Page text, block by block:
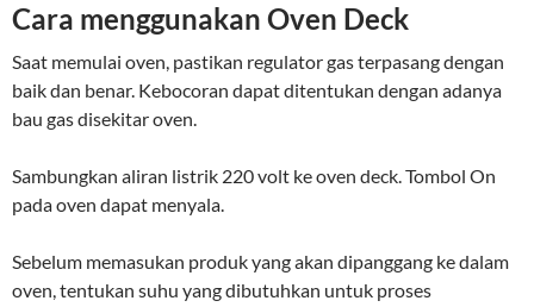
Cara menggunakan Oven Deck
Saat memulai oven, pastikan regulator gas terpasang dengan
baik dan benar. Kebocoran dapat ditentukan dengan adanya
bau gas disekitar oven.
Sambungkan aliran listrik 220 volt ke oven deck. Tombol On
pada oven dapat menyala.
Sebelum memasukan produk yang akan dipanggang ke dalam
oven, tentukan suhu yang dibutuhkan untuk proses